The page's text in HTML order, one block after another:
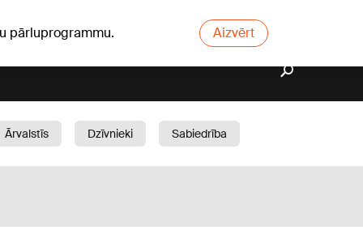
pārluprogrammu. Aizvērt
Ārvalstīs Dzīvnieki
Sabiedrība